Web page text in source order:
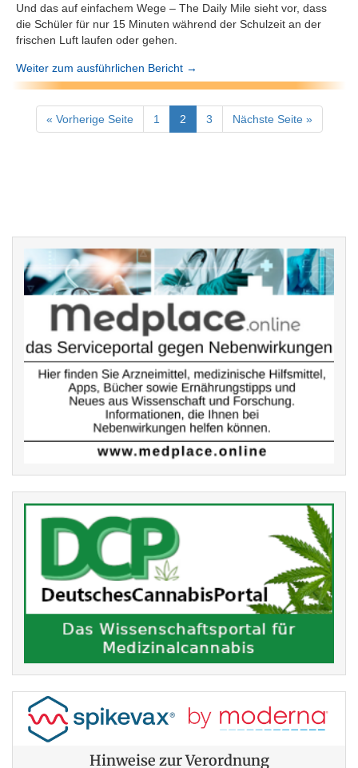
Und das auf einfachem Wege – The Daily Mile sieht vor, dass
die Schüler für nur 15 Minuten während der Schulzeit an der
frischen Luft laufen oder gehen.
Weiter zum ausführlichen Bericht →
« Vorherige Seite 1 2 3 Nächste Seite »
Hinweise zur Verordnung